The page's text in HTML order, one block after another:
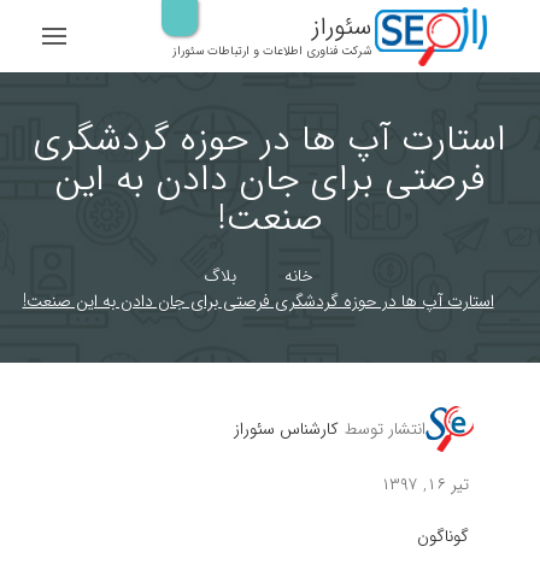
سئوراز
شرکت فناوری اطلاعات و ارتباطات سئوراز
استارت آپ ها در حوزه گردشگری
فرصتی برای جان دادن به این
صنعت!
خانه
بلاگ
استارت آپ ها در حوزه گردشگری فرصتی برای جان دادن به این صنعت!
انتشار توسط کارشناس سئوراز
تیر ۱۶, ۱۳۹۷
گوناگون